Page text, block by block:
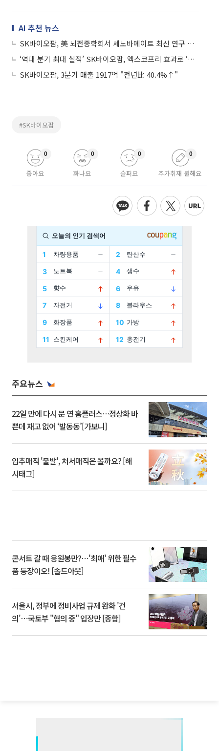
AI 추천 뉴스
SK바이오팜, 美 뇌전증학회서 세노바메이트 최신 연구 결과 공개
‘역대 분기 최대 실적’ SK바이오팜, 엑스코프리 효과로 ‘연매출 7000억’ 눈앞
SK바이오팜, 3분기 매출 1917억 "전년比 40.4%↑"
#SK바이오팜
좋아요
0
화나요
0
슬퍼요
0
추가취재 원해요
0
주요뉴스
22일 만에 다시 문 연 홈플러스…정상화 바
쁜데 재고 없어 ‘발동동’[가보니]
입추매직 '불발', 처서매직은 올까요? [해
시태그]
콘서트 갈 때 응원봉만?⋯'최애' 위한 필수
품 등장이오! [솔드아웃]
서울시, 정부에 정비사업 규제 완화 '건
의'⋯국토부 "협의 중" 입장만 [종합]